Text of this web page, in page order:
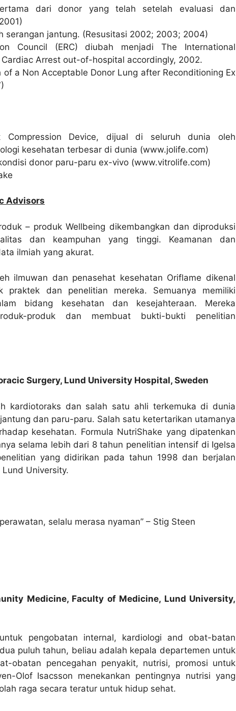
dari donor yang telah setelah evaluasi dan
serangan jantung. (Resusitasi 2002; 2003; 2004)
Council (ERC) diubah menjadi The International
Arrest out-of-hospital accordingly, 2002.
a Non Acceptable Donor Lung after Reconditioning Ex
Compression Device, dijual di seluruh dunia oleh
kesehatan terbesar di dunia (www.jolife.com)
donor paru-paru ex-vivo (www.vitrolife.com)
Advisors
– produk Wellbeing dikembangkan dan diproduksi
dan keampuhan yang tinggi. Keamanan dan
ilmiah yang akurat.
ilmuwan dan penasehat kesehatan Oriflame dikenal
praktek dan penelitian mereka. Semuanya memiliki
bidang kesehatan dan kesejahteraan. Mereka
produk dan membuat bukti-bukti penelitian
Surgery, Lund University Hospital, Sweden
kardiotoraks dan salah satu ahli terkemuka di dunia
dan paru-paru. Salah satu ketertarikan utamanya
kesehatan. Formula NutriShake yang dipatenkan
selama lebih dari 8 tahun penelitian intensif di Igelsa
yang didirikan pada tahun 1998 dan berjalan
University.
selalu merasa nyaman” – Stig Steen
Medicine, Faculty of Medicine, Lund University,
pengobatan internal, kardiologi and obat-batan
puluh tahun, beliau adalah kepala departemen untuk
obatan pencegahan penyakit, nutrisi, promosi untuk
Olof Isacsson menekankan pentingnya nutrisi yang
raga secara teratur untuk hidup sehat.